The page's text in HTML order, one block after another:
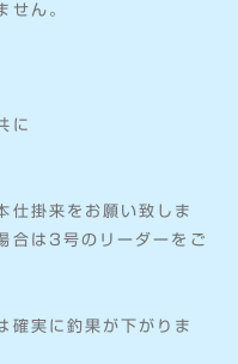
せん。
に
仕掛来をお願い致しま
合は3号のリーダーをご
確実に釣果が下がりま